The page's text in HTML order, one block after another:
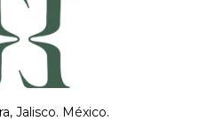
Jalisco. México.